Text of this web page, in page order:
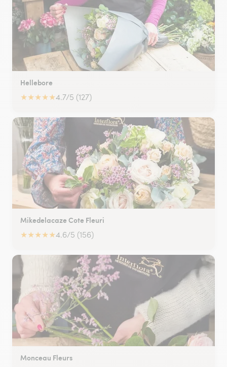
Hellebore
★★★★★4.7/5 (127)
Mikedelacaze Cote Fleuri
★★★★★4.6/5 (156)
Monceau Fleurs